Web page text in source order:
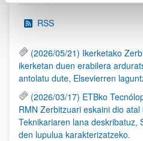
RSS
(2026/05/21) Ikerketako
ikerketan duen erabilera
antolatu dute, Elsevierren
(2026/03/17) ETBko
RMN Zerbitzuari eskaini dio
Teknikariaren lana deskribatuz,
den lupulua karakterizatzeko.